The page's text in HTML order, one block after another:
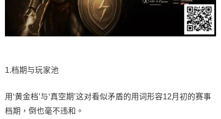
1.档期与玩家池
用‘黄金档’与‘真空期’这对看似矛盾的用词形容12月初的赛事
档期，倒也毫不违和。